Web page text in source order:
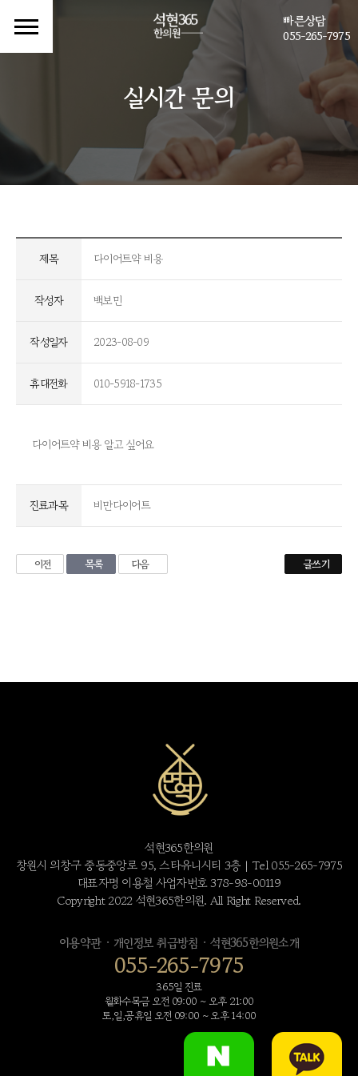
빠른상담
055-265-7975
실시간 문의
제목 다이어트약 비용
작성자 백보민
작성일자 2023-08-09
휴대전화 010-5918-1735
다이어트약 비용 알고 싶어요
진료과목 비만다이어트
이전 목록 다음 글쓰기
석현365한의원
창원시 의창구 중동중앙로 95, 스타유니시티 3층 | Tel 055-265-7975
대표자명 이용철 사업자번호 378-98-00119
Copyright 2022 석현365한의원. All Right Reserved.
이용약관· 개인정보 취급방침 ·석현365한의원소개
055-265-7975
365일 진료
월화수목금 오전 09:00 ~ 오후 21:00
토,일,공휴일 오전 09:00 ~ 오후 14:00